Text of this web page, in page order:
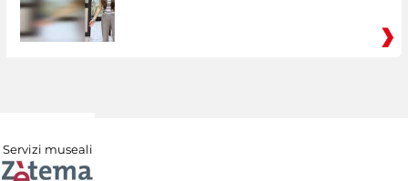
Servizi museali